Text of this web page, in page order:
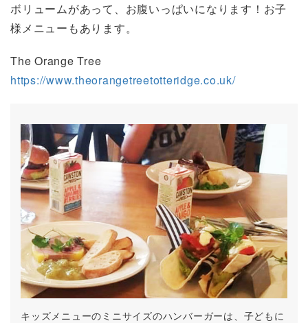
ボリュームがあって、お腹いっぱいになります！お子
様メニューもあります。
The Orange Tree
https://www.theorangetreetotteridge.co.uk/
キッズメニューのミニサイズのハンバーガーは、子どもに